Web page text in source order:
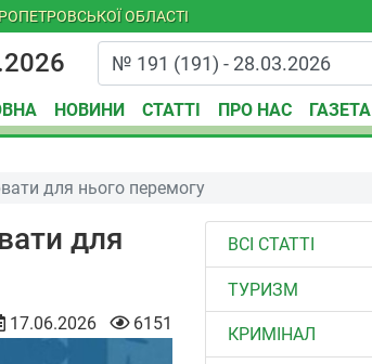
ОБЛАСТІ
НОВИНИ СТАТТІ ПРО НАС ГАЗЕТА
для нього перемогу
для
17.06.2026 6151
ВСІ СТАТТІ
ТУРИЗМ
КРИМІНАЛ